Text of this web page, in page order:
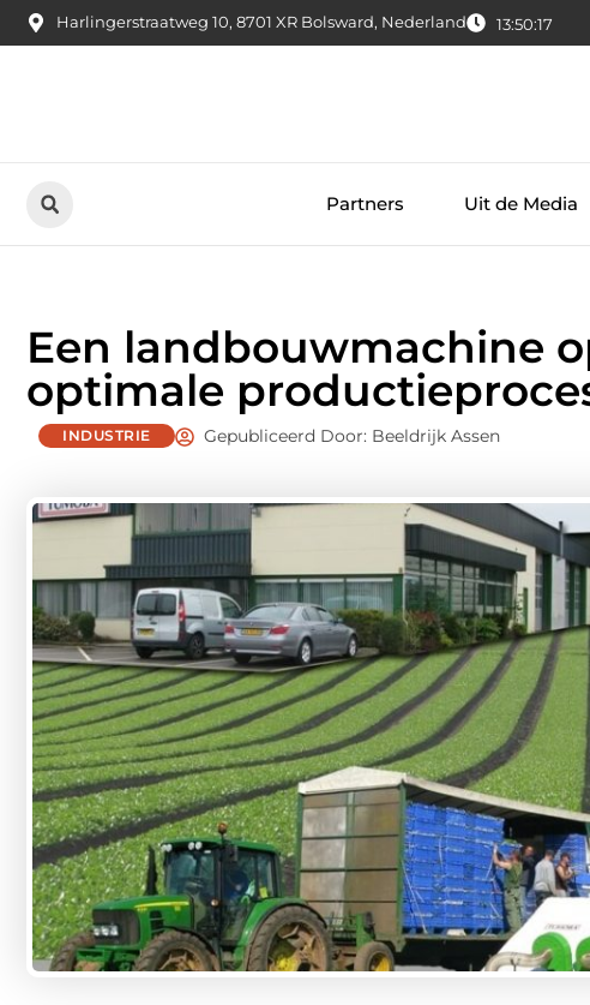
Harlingerstraatweg 10, 8701 XR Bolsward, Nederland 13:50:18
Partners Uit de Media
Een landbouwmachine
optimale
INDUSTRIE Gepubliceerd Door: Beeldrijk Assen